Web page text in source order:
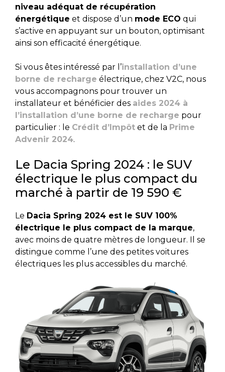
niveau adéquat de récupération
énergétique et dispose d’un mode ECO qui
s’active en appuyant sur un bouton, optimisant
ainsi son efficacité énergétique.
Si vous êtes intéressé par l’installation d’une
borne de recharge électrique, chez V2C, nous
vous accompagnons pour trouver un
installateur et bénéficier des aides 2024 à
l’installation d’une borne de recharge pour
particulier : le Crédit d’Impôt et de la Prime
Advenir 2024.
Le Dacia Spring 2024 : le SUV
électrique le plus compact du
marché à partir de 19 590 €
Le Dacia Spring 2024 est le SUV 100%
électrique le plus compact de la marque,
avec moins de quatre mètres de longueur. Il se
distingue comme l’une des petites voitures
électriques les plus accessibles du marché.